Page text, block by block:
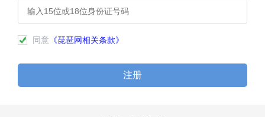
同意 《琵琶网相关条款》
注册